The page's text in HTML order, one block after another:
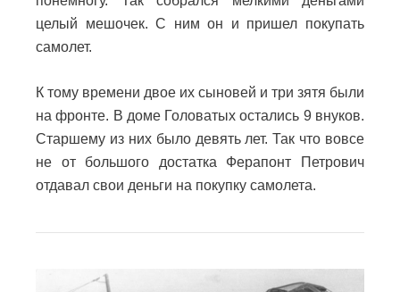
целый мешочек. С ним он и пришел покупать
самолет.
К тому времени двое их сыновей и три зятя были
на фронте. В доме Головатых остались 9 внуков.
Старшему из них было девять лет. Так что вовсе
не от большого достатка Ферапонт Петрович
отдавал свои деньги на покупку самолета.